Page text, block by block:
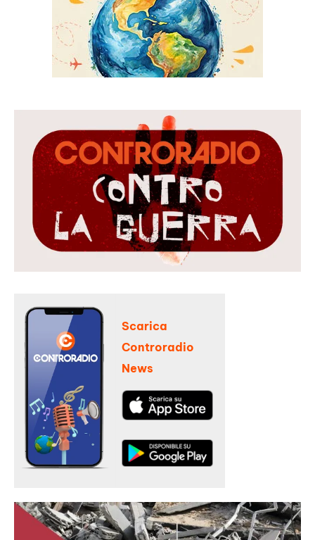
Scarica
Controradio
News